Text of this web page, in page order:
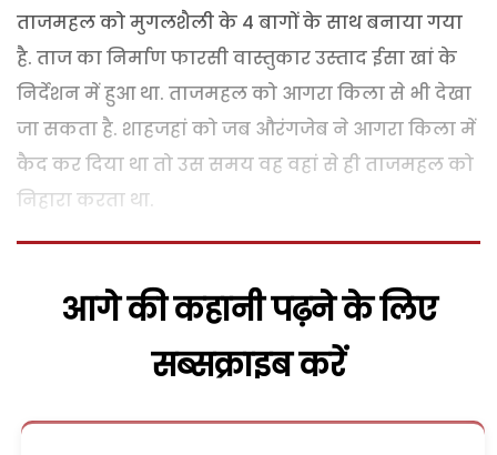
ताजमहल को मुगलशैली के 4 बागों के साथ बनाया गया
है. ताज का निर्माण फारसी वास्तुकार उस्ताद ईसा खां के
निर्देशन में हुआ था. ताजमहल को आगरा किला से भी देखा
जा सकता है. शाहजहां को जब औरंगजेब ने आगरा किला में
कैद कर दिया था तो उस समय वह वहां से ही ताजमहल को
निहारा करता था.
आगे की कहानी पढ़ने के लिए
सब्सक्राइब करें